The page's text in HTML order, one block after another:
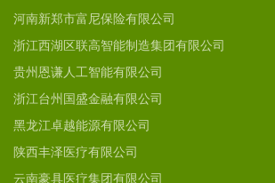
河南新郑市富尼保险有限公司
浙江西湖区联高智能制造集团有限公司
贵州恩谦人工智能有限公司
浙江台州国盛金融有限公司
黑龙江卓越能源有限公司
陕西丰泽医疗有限公司
云南豪具医疗集团有限公司